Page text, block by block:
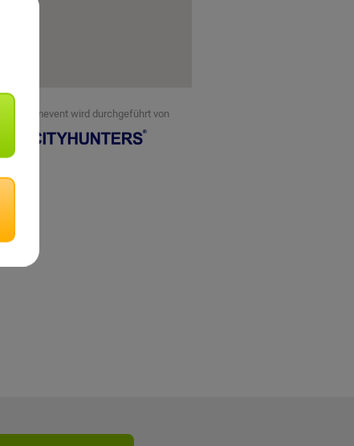
Teamevent wird durchgeführt von